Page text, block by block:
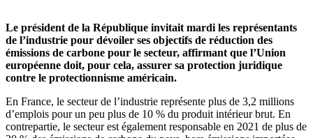
Le président de la République invitait mardi les représentants
de l’industrie pour dévoiler ses objectifs de réduction des
émissions de carbone pour le secteur, affirmant que l’Union
européenne doit, pour cela, assurer sa protection juridique
contre le protectionnisme américain.
En France, le secteur de l’industrie représente plus de 3,2 millions
d’emplois pour un peu plus de 10 % du produit intérieur brut. En
contrepartie, le secteur est également responsable en 2021 de plus de